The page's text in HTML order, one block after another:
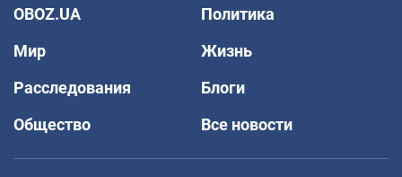
OBOZ.UA
Политика
Мир
Жизнь
Расследования
Блоги
Общество
Все новости